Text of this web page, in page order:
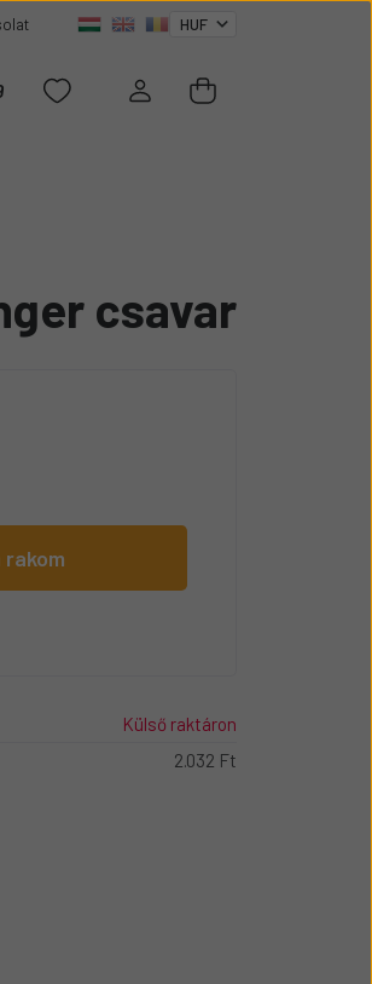
csavar
rakom
Külső raktáron
2.032 Ft